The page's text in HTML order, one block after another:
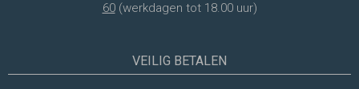
60(werkdagen tot 18.00 uur)
VEILIG BETALEN